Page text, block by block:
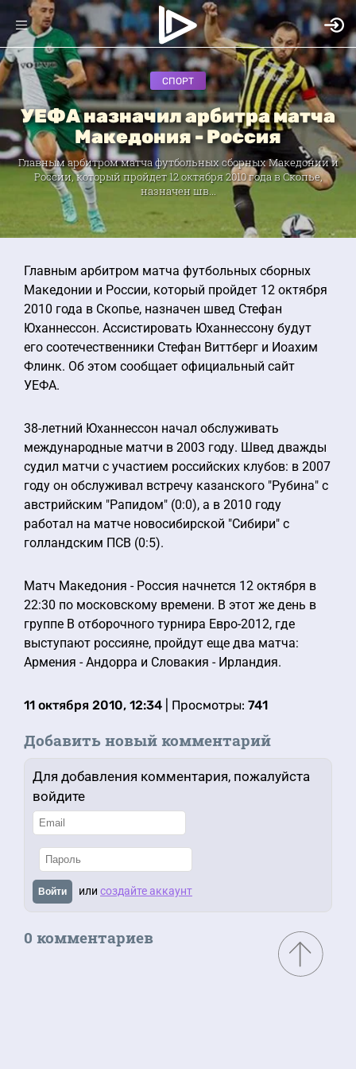
СПОРТ
УЕФА назначил арбитра матча
Македония - Россия
Главным арбитром матча футбольных сборных Македонии и
России, который пройдет 12 октября 2010 года в Скопье,
назначен шв...
Главным арбитром матча футбольных сборных
Македонии и России, который пройдет 12 октября
2010 года в Скопье, назначен швед Стефан
Юханнессон. Ассистировать Юханнессону будут
его соотечественники Стефан Виттберг и Иоахим
Флинк. Об этом сообщает официальный сайт
УЕФА.
38-летний Юханнессон начал обслуживать
международные матчи в 2003 году. Швед дважды
судил матчи с участием российских клубов: в 2007
году он обслуживал встречу казанского "Рубина" с
австрийским "Рапидом" (0:0), а в 2010 году
работал на матче новосибирской "Сибири" с
голландским ПСВ (0:5).
Матч Македония - Россия начнется 12 октября в
22:30 по московскому времени. В этот же день в
группе B отборочного турнира Евро-2012, где
выступают россияне, пройдут еще два матча:
Армения - Андорра и Словакия - Ирландия.
11 октября 2010, 12:34 | Просмотры: 741
Добавить новый комментарий
Для добавления комментария, пожалуйста
войдите
Войти или создайте аккаунт
0 комментариев